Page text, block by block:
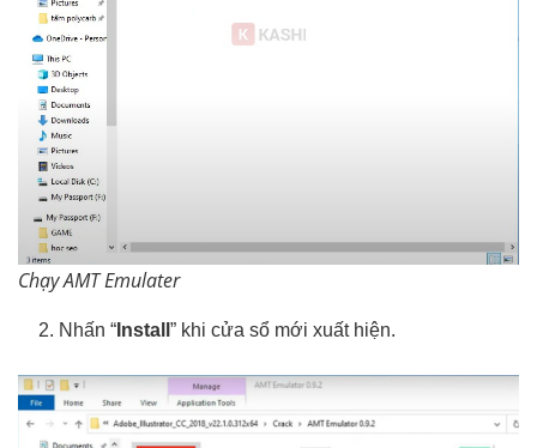
Chạy AMT Emulater
Nhấn “ Install” khi cửa sổ mới xuất hiện.